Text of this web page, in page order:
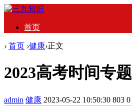
首页
› 首页 ›健康›正文
2023高考时间专题
admin 健康 2023-05-22 10:50:30 803 0